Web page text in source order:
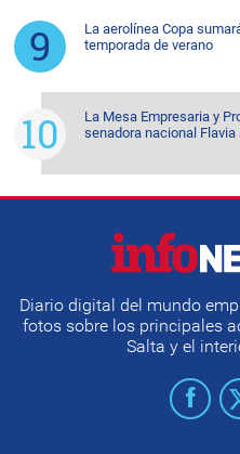
La aerolínea Copa
temporada de verano
La Mesa Empresaria y
senadora nacional Flavia
Diario digital del mundo
fotos sobre los principales
Salta y el